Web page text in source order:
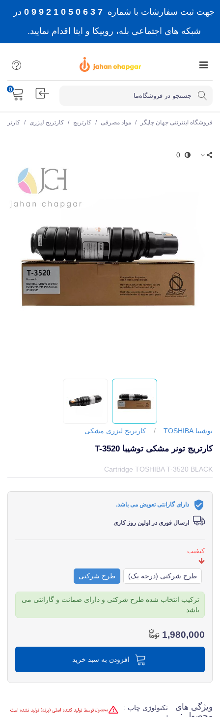
جهت ثبت سفارشات با شماره 7 3 6 0 5 0 1 2 9 9 0
در
شبکه های اجتماعی بله، روبیکا و ایتا اقدام نمایید.
0
فروشگاه اینترنتی جهان چاپگر / مواد مصرفی / کارتریج / کارتریج لیزری /
0
توشیبا TOSHIBA / کارتریج لیزری مشکی
کارتریج تونر مشکی توشیبا T-3520
Cartridge TOSHIBA T-3520 BLACK
دارای گارانتی تعویض می باشد.
ارسال فوری در اولین روز کاری
کیفیت
طرح شرکتی (درجه یک) طرح شرکتی
ترکیب انتخاب شده طرح شرکتی و دارای ضمانت و گارانتی می
باشد.
1,980,000
افزودن به سبد خرید
ویژگی های
تکنولوژی چاپ :